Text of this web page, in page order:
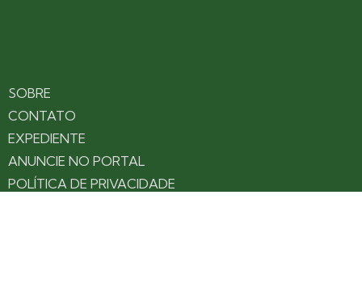
SOBRE
CONTATO
EXPEDIENTE
ANUNCIE NO PORTAL
POLÍTICA DE PRIVACIDADE